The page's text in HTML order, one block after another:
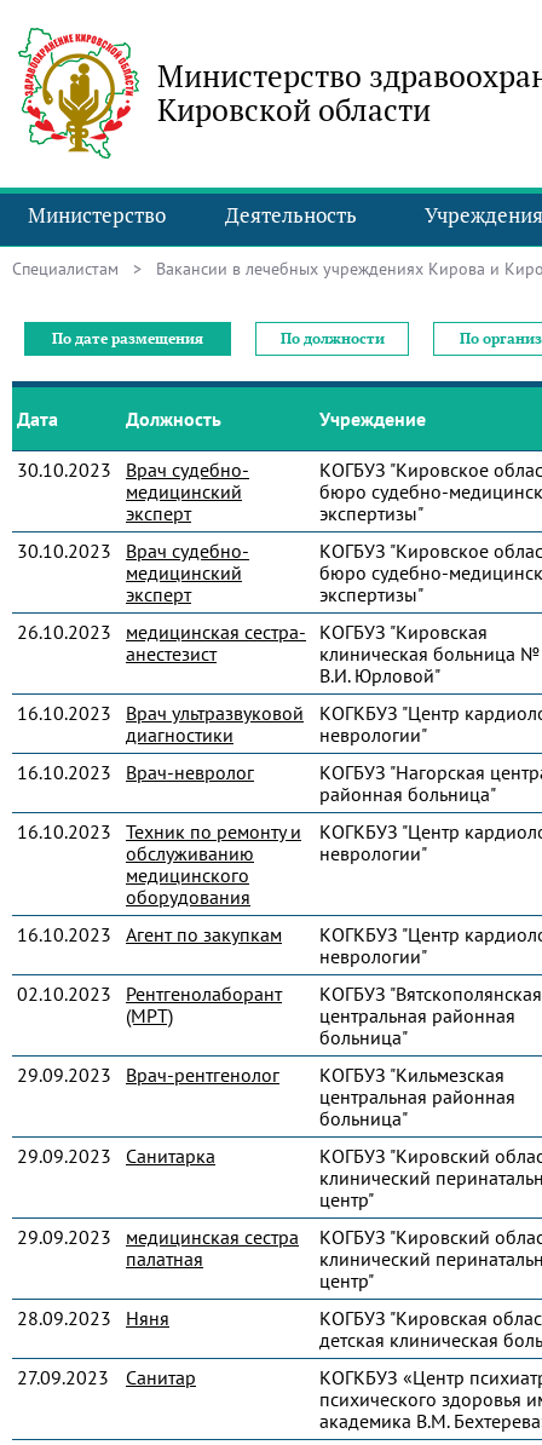
Министерство
Кировской области
Министерство Деятельность Учреждения
Специалистам > Вакансии в лечебных учреждениях Кирова и
По дате размещения По должности По
Дата Должность Учреждение
30.10.2023
Врач судебно-
медицинский
эксперт
КОГБУЗ "Кировское
бюро судебно-
экспертизы"
30.10.2023
Врач судебно-
медицинский
эксперт
КОГБУЗ "Кировское
бюро судебно-
экспертизы"
26.10.2023
медицинская сестра-
анестезист
КОГБУЗ "Кировская
клиническая больница
В.И. Юрловой"
16.10.2023
Врач ультразвуковой
диагностики
КОГКБУЗ "Центр
неврологии"
16.10.2023
Врач-невролог
КОГБУЗ "Нагорская
районная больница"
16.10.2023
Техник по ремонту и
обслуживанию
медицинского
оборудования
КОГКБУЗ "Центр
неврологии"
16.10.2023 Агент по закупкам
КОГКБУЗ "Центр
неврологии"
02.10.2023
Рентгенолаборант
(МРТ)
КОГБУЗ "Вятскополянская
центральная районная
больница"
29.09.2023
Врач-рентгенолог
КОГБУЗ "Кильмезская
центральная районная
больница"
29.09.2023
Санитарка
КОГБУЗ "Кировский
клинический
центр"
29.09.2023
медицинская сестра
палатная
КОГБУЗ "Кировский
клинический
центр"
28.09.2023
Няня
КОГБУЗ "Кировская
детская клиническая
27.09.2023
Санитар
КОГКБУЗ «Центр
психического здоровья
академика В.М.